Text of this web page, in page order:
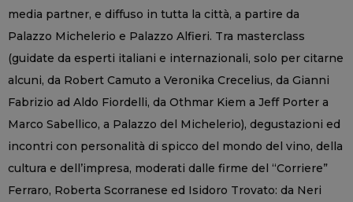
media partner, e diffuso in tutta la città, a partire da
Palazzo Michelerio e Palazzo Alfieri. Tra masterclass
(guidate da esperti italiani e internazionali, solo per citarne
alcuni, da Robert Camuto a Veronika Crecelius, da Gianni
Fabrizio ad Aldo Fiordelli, da Othmar Kiem a Jeff Porter a
Marco Sabellico, a Palazzo del Michelerio), degustazioni ed
incontri con personalità di spicco del mondo del vino, della
cultura e dell’impresa, moderati dalle firme del “Corriere”
Ferraro, Roberta Scorranese ed Isidoro Trovato: da Neri